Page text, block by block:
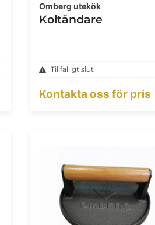
Omberg utekök
Koltändare
Tillfälligt slut
Kontakta oss för pris